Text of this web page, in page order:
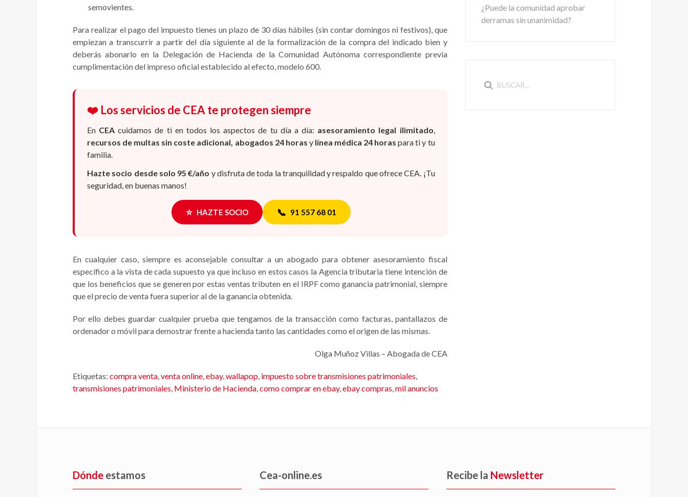
semovientes.
Para realizar el pago del impuesto tienes un plazo de 30 días hábiles (sin contar domingos ni festivos), que
empiezan a transcurrir a partir del día siguiente al de la formalización de la compra del indicado bien y
deberás abonarlo en la Delegación de Hacienda de la Comunidad Autónoma correspondiente previa
cumplimentación del impreso oficial establecido al efecto, modelo 600.
❤️ Los servicios de CEA te protegen siempre
En CEA cuidamos de ti en todos los aspectos de tu día a día: asesoramiento legal ilimitado,
recursos de multas sin coste adicional, abogados 24 horas y línea médica 24 horas para ti y tu
familia.
Hazte socio desde solo 95 €/año y disfruta de toda la tranquilidad y respaldo que ofrece CEA. ¡Tu
seguridad, en buenas manos!
⭐ HAZTE SOCIO 📞 91 557 68 01
En cualquier caso, siempre es aconsejable consultar a un abogado para obtener asesoramiento fiscal
específico a la vista de cada supuesto ya que incluso en estos casos la Agencia tributaria tiene intención de
que los beneficios que se generen por estas ventas tributen en el IRPF como ganancia patrimonial, siempre
que el precio de venta fuera superior al de la ganancia obtenida.
Por ello debes guardar cualquier prueba que tengamos de la transacción como facturas, pantallazos de
ordenador o móvil para demostrar frente a hacienda tanto las cantidades como el origen de las mismas.
Olga Muñoz Villas – Abogada de CEA
Etiquetas: compra venta,venta online,ebay,wallapop, impuesto sobre transmisiones patrimoniales,
transmisiones patrimoniales, Ministerio de Hacienda,como comprar en ebay,ebay compras,mil anuncios
¿Puede la comunidad aprobar
derramas sin unanimidad?
Dónde estamos Cea-online.es Recibe la Newsletter